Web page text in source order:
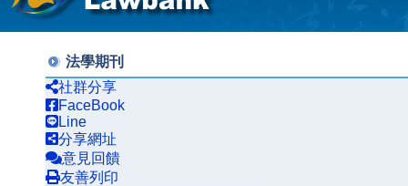
法學期刊
社群分享
FaceBook
Line
分享網址
意見回饋
友善列印